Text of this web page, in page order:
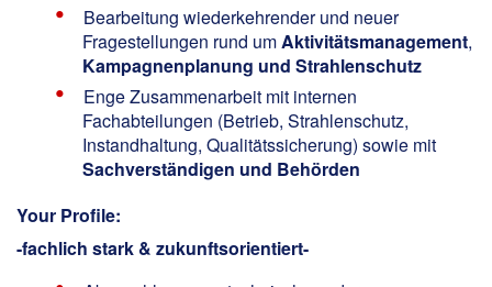
Bearbeitung wiederkehrender und neuer
Fragestellungen rund umAktivitätsmanagement,
Kampagnenplanung und Strahlenschutz
Enge Zusammenarbeit mit internen
Fachabteilungen (Betrieb, Strahlenschutz,
Instandhaltung, Qualitätssicherung) sowie mit
Sachverständigen und Behörden
Your Profile:
-fachlich stark & zukunftsorientiert-